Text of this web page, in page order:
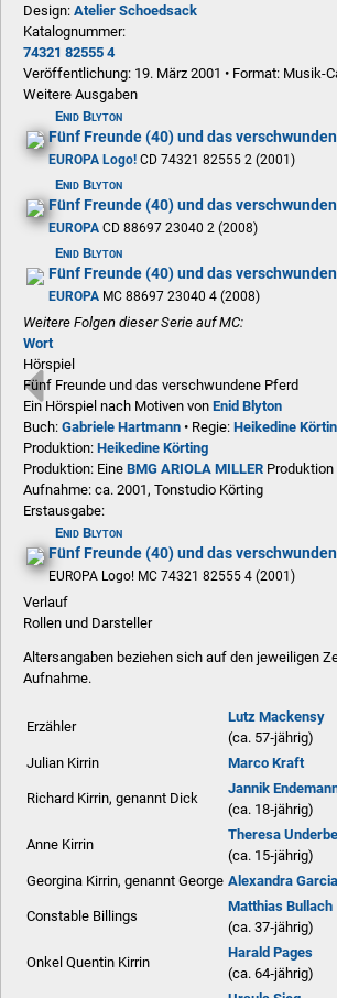
Design:Atelier Schoedsack
Katalognummer:
74321 82555 4
Veröffentlichung: 19. März 2001 • Format: Musik-
Weitere Ausgaben
Enid Blyton
Fünf Freunde (40) und das
EUROPA Logo! CD 74321 82555 2 (2001)
Enid Blyton
Fünf Freunde (40) und das
EUROPA CD 88697 23040 2 (2008)
Enid Blyton
Fünf Freunde (40) und das
EUROPA MC 88697 23040 4 (2008)
Weitere Folgen dieser Serie auf MC:
Wort
Hörspiel
Fünf Freunde und das verschwundene Pferd
Ein Hörspiel nach Motiven vonEnid Blyton
Buch:Gabriele Hartmann • Regie:Heikedine
Produktion:Heikedine Körting
Produktion: EineBMG ARIOLA MILLER Produktion
Aufnahme:ca. 2001, Tonstudio Körting
Erstausgabe:
Enid Blyton
Fünf Freunde (40) und das
EUROPA Logo! MC 74321 82555 4 (2001)
Verlauf
Rollen und Darsteller
Altersangaben beziehen sich auf den jeweiligen
Aufnahme.
Erzähler
Lutz Mackensy
(ca. 57‑jährig)
Julian Kirrin
Marco Kraft
Richard Kirrin, genannt Dick
Jannik
(ca. 18‑jährig)
Anne Kirrin
Theresa
(ca. 15‑jährig)
Georgina Kirrin, genannt George Alexandra Garcia
Constable Billings
Matthias Bullach
(ca. 37‑jährig)
Onkel Quentin Kirrin
Harald Pages
(ca. 64‑jährig)